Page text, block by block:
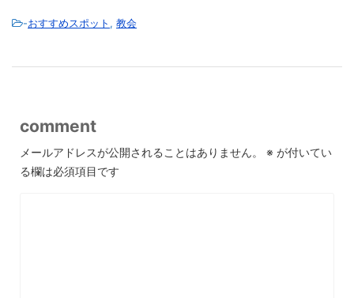
-おすすめスポット , 教会
comment
メールアドレスが公開されることはありません。 ※ が付いてい
る欄は必須項目です